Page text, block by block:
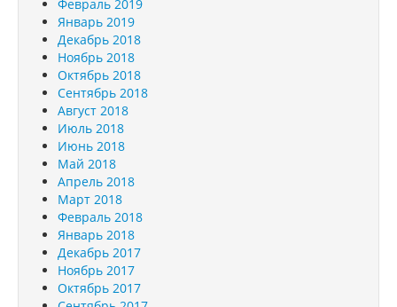
Февраль 2019
Январь 2019
Декабрь 2018
Ноябрь 2018
Октябрь 2018
Сентябрь 2018
Август 2018
Июль 2018
Июнь 2018
Май 2018
Апрель 2018
Март 2018
Февраль 2018
Январь 2018
Декабрь 2017
Ноябрь 2017
Октябрь 2017